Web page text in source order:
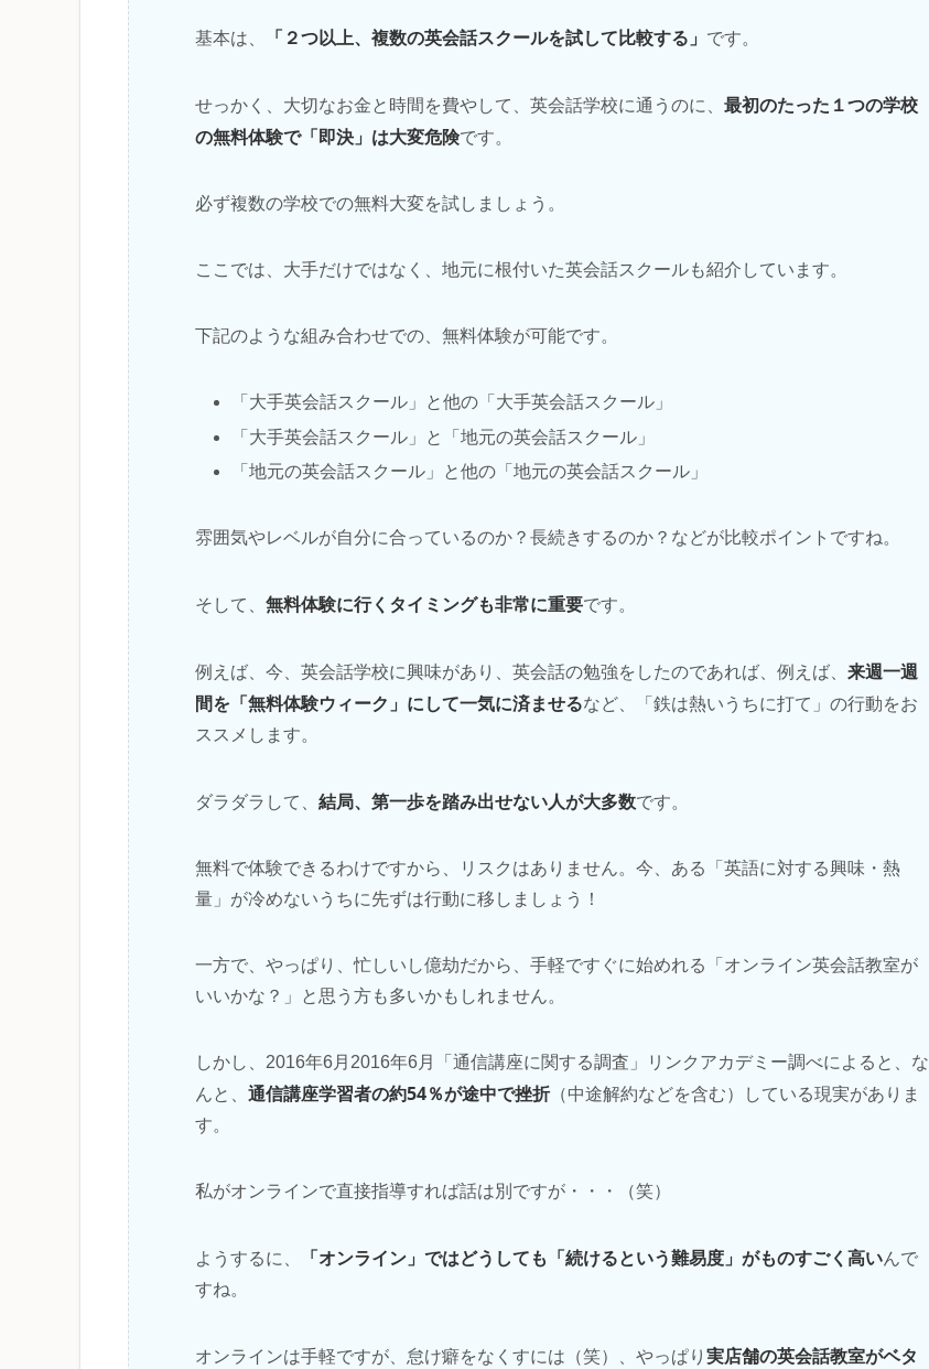
基本は、 「２つ以上、複数の英会話スクールを試して比較する」 です。
せっかく、大切なお金と時間を費やして、英会話学校に通うのに、 最初のたった１つの学校
の無料体験で「即決」は大変危険です。
必ず複数の学校での無料大変を試しましょう。
ここでは、大手だけではなく、地元に根付いた英会話スクールも紹介しています。
下記のような組み合わせでの、無料体験が可能です。
「大手英会話スクール」と他の「大手英会話スクール」
「大手英会話スクール」と「地元の英会話スクール」
「地元の英会話スクール」と他の「地元の英会話スクール」
雰囲気やレベルが自分に合っているのか？長続きするのか？などが比較ポイントですね。
そして、 無料体験に行くタイミングも非常に重要です。
例えば、今、英会話学校に興味があり、英会話の勉強をしたのであれば、例えば、 来週一週
間を「無料体験ウィーク」にして一気に済ませるなど、「鉄は熱いうちに打て」の行動をお
ススメします。
ダラダラして、 結局、第一歩を踏み出せない人が大多数です。
無料で体験できるわけですから、リスクはありません。今、ある「英語に対する興味・熱
量」が冷めないうちに先ずは行動に移しましょう！
一方で、やっぱり、忙しいし億劫だから、手軽ですぐに始めれる「オンライン英会話教室が
いいかな？」と思う方も多いかもしれません。
しかし、2016年6月2016年6月「通信講座に関する調査」リンクアカデミー調べによると、な
んと、 通信講座学習者の約54％が途中で挫折 （中途解約などを含む）している現実がありま
す。
私がオンラインで直接指導すれば話は別ですが・・・（笑）
ようするに、 「オンライン」ではどうしても「続けるという難易度」がものすごく高いんで
すね。
オンラインは手軽ですが、怠け癖をなくすには（笑）、やっぱり 実店舗の英会話教室がベタ